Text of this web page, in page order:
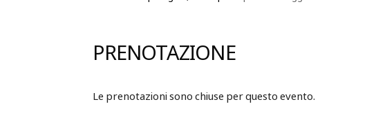
PRENOTAZIONE
Le prenotazioni sono chiuse per questo evento.